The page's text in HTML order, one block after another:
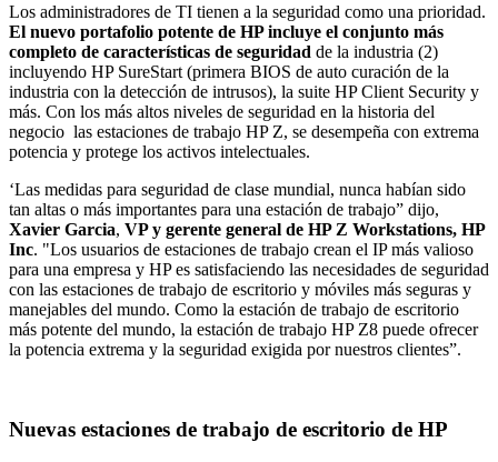
Los administradores de TI tienen a la seguridad como una prioridad.
El nuevo portafolio potente de HP incluye el conjunto más
completo de características de seguridad de la industria (2)
incluyendo HP SureStart (primera BIOS de auto curación de la
industria con la detección de intrusos), la suite HP Client Security y
más. Con los más altos niveles de seguridad en la historia del
negocio las estaciones de trabajo HP Z, se desempeña con extrema
potencia y protege los activos intelectuales.
‘Las medidas para seguridad de clase mundial, nunca habían sido
tan altas o más importantes para una estación de trabajo” dijo,
Xavier Garcia, VP y gerente general de HP Z Workstations, HP
Inc. "Los usuarios de estaciones de trabajo crean el IP más valioso
para una empresa y HP es satisfaciendo las necesidades de seguridad
con las estaciones de trabajo de escritorio y móviles más seguras y
manejables del mundo. Como la estación de trabajo de escritorio
más potente del mundo, la estación de trabajo HP Z8 puede ofrecer
la potencia extrema y la seguridad exigida por nuestros clientes”.
Nuevas estaciones de trabajo de escritorio de HP